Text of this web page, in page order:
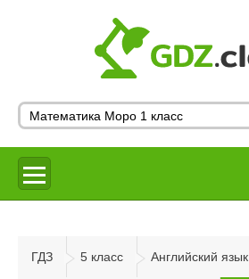
ГДЗ 5 класс Английский язык